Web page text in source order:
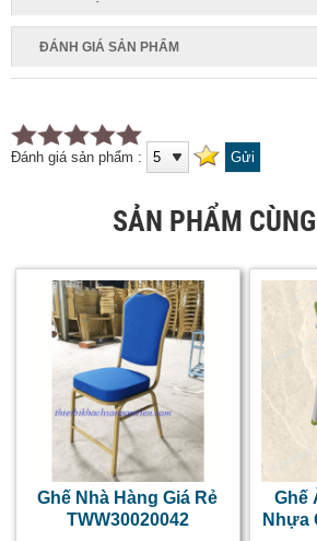
ĐÁNH GIÁ SẢN PHẨM
Đánh giá sản phẩm :
SẢN PHẨM
Ghế Nhà Hàng Giá Rẻ
TWW30020042
Ghế
Nhựa